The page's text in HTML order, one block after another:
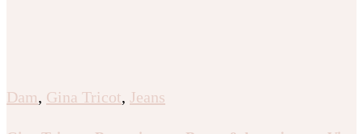
Dam, Gina Tricot, Jeans